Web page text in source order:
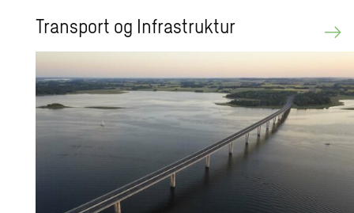
Trans­port og In­fra­struk­tur